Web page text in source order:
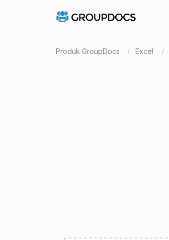
Produk GroupDocs Excel